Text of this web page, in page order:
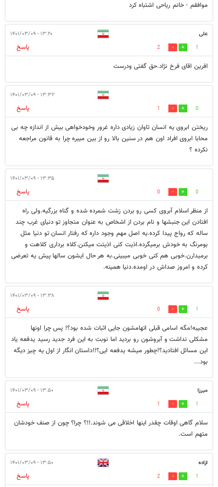
موافقم - خانم ریاحی اشتباه کرد
علی ۱۳:۲۰ - ۱۴۰۱/۰۳/۰۹
1
2
پاسخ
افرین اقای فرخ نژاد.حق گفتی ودرست
۱۳:۳۲ - ۱۴۰۱/۰۳/۰۹
0
1
پاسخ
ریختن ابروی یه انسان تاوان زیادی داره غرور وخودخواهی بیش از اندازه چه بی
محابا ابروی افراد اون هم در سنین بالا رو از بین میبره چرا به قانون مراجعه
نکرده ؟
۱۳:۳۵ - ۱۴۰۱/۰۳/۰۹
0
0
پاسخ
از منظر اسلام آبروی کسی رو بردن زشت شمرده شده و گناه بزرگیه.ولی راه
افتادن این جنبشها و نام بردن از اشخاص به عنوان متجاوز تو دنیای غرب چند
ساله که رواج پیدا کرده.یه اصل مهم وجود داره که رفتار انسان تو دنیا مثل
بومرنگ به خودش برمیگرده.اذیت کنی اذیتت میکنن.کلاه برداری کلاهت و
برمیدارن.خوبی هم کنی خوبی میبینی.به هر حال ایشون سالها پیش یه تعرضی
کرده و امروز صداش در اومده.دنیا همینه.
۱۳:۳۸ - ۱۴۰۱/۰۳/۰۹
1
0
پاسخ
عجیبه!مگه اسامی قبلی اتهامشون جایی اثبات شده بود؟! پس چرا اونها
مشکلی نداشت و آبروشون رو بردید اما نوبت به این فرد جدید رسید یدفعه یاد
این مسائل افتادید؟!چطور میشه یدفعه ایی؟!!داستان انگار از اول یه چیز دیگه
بود...
میرزا ۱۳:۵۰ - ۱۴۰۱/۰۳/۰۹
1
1
پاسخ
سلام گاهی اوقات چقدر اینها اخلاقی می شوند.!!؟ چرا؟ چون از صنف خودشان
متهم است.
ازاده ۱۳:۵۰ - ۱۴۰۱/۰۳/۰۹
1
2 پاسخ